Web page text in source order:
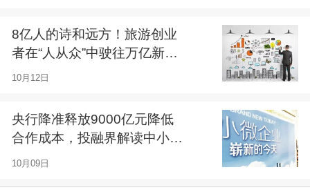
8亿人的诗和远方！旅游创业
者在“人从众”中驶往万亿新蓝
海丨投融界研究院028期
10月12日
央行降准释放9000亿元降低
合作成本，投融界解读中小微
企业的“钱袋福利”丨投融界研
10月09日